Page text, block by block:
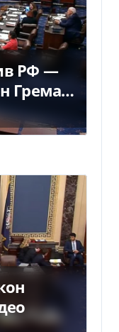
РФ —
Грема